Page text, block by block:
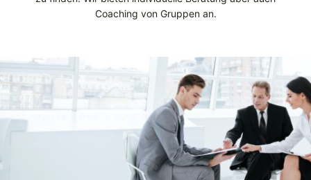
Coaching von Gruppen an.